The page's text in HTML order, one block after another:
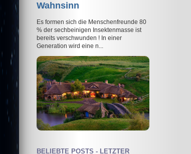
Wahnsinn
Es formen sich die Menschenfreunde 80
% der sechbeinigen Insektenmasse ist
bereits verschwunden ! In einer
Generation wird eine n...
BELIEBTE POSTS - LETZTER